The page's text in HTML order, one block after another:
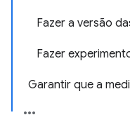
Fazer a versão
Fazer
Garantir que a